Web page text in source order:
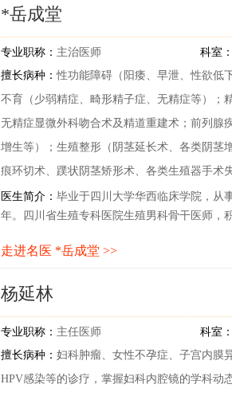
第例第三代试管婴儿的主要参与者。多次在省
一项。
*岳成堂
专业职称： 主治医师 科室：
擅长病种：性功能障碍（阳痿、早泄、性欲低
不育（少弱精症、畸形精子症、无精症等）；
无精症显微外科吻合术及精道重建术；前列腺
增生等）；生殖整形（阴茎延长术、各类阴茎
痕环切术、蹼状阴茎矫形术、各类生殖器手术
医生简介： 毕业于四川大学华西临床学院，从
年。四川省生殖专科医院生殖男科骨干医师，
会口碑。多次参加国内男科和生殖专科学术
省级学术论文。曾受邀四川电视台科教频道、
走进名医 *岳成堂 >>
杨延林
专业职称： 主任医师 科室：
擅长病种： 妇科肿瘤、女性不孕症、子宫内膜
HPV感染等的诊疗，掌握妇科内腔镜的学科动